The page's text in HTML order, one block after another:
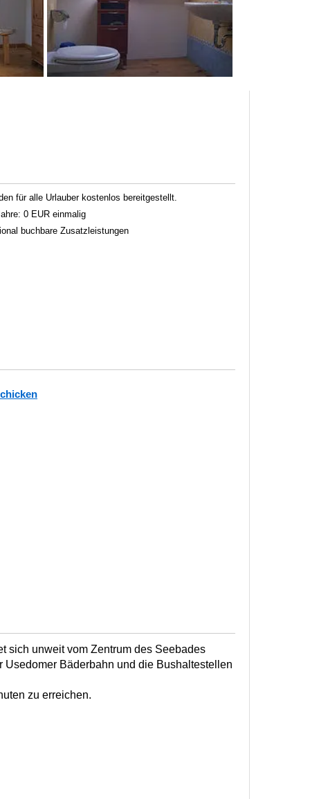
für alle Urlauber kostenlos bereitgestellt.
0 EUR einmalig
buchbare Zusatzleistungen
sich unweit vom Zentrum des Seebades
Usedomer Bäderbahn und die Bushaltestellen
zu erreichen.